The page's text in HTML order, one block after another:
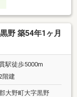
野 築54年1ヶ月
駅徒歩5000m
階建
大野町大字黒野